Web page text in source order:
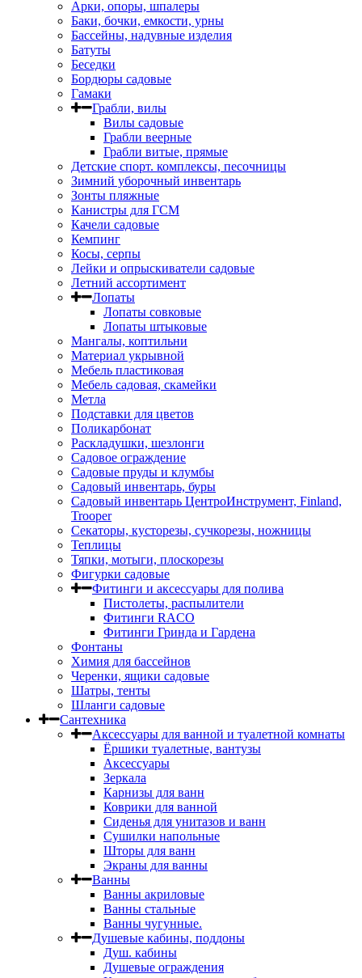
Арки, опоры, шпалеры
Баки, бочки, емкости, урны
Бассейны, надувные изделия
Батуты
Беседки
Бордюры садовые
Гамаки
Грабли, вилы
Вилы садовые
Грабли веерные
Грабли витые, прямые
Детские спорт. комплексы, песочницы
Зимний уборочный инвентарь
Зонты пляжные
Канистры для ГСМ
Качели садовые
Кемпинг
Косы, серпы
Лейки и опрыскиватели садовые
Летний ассортимент
Лопаты
Лопаты совковые
Лопаты штыковые
Мангалы, коптильни
Материал укрывной
Мебель пластиковая
Мебель садовая, скамейки
Метла
Подставки для цветов
Поликарбонат
Раскладушки, шезлонги
Садовое ограждение
Садовые пруды и клумбы
Садовый инвентарь, буры
Садовый инвентарь ЦентроИнструмент, Finland,
Trooper
Секаторы, кусторезы, сучкорезы, ножницы
Теплицы
Тяпки, мотыги, плоскорезы
Фигурки садовые
Фитинги и аксессуары для полива
Пистолеты, распылители
Фитинги RACO
Фитинги Гринда и Гардена
Фонтаны
Химия для бассейнов
Черенки, ящики садовые
Шатры, тенты
Шланги садовые
Сантехника
Аксессуары для ванной и туалетной комнаты
Ёршики туалетные, вантузы
Аксессуары
Зеркала
Карнизы для ванн
Коврики для ванной
Сиденья для унитазов и ванн
Сушилки напольные
Шторы для ванн
Экраны для ванны
Ванны
Ванны акриловые
Ванны стальные
Ванны чугунные.
Душевые кабины, поддоны
Душ. кабины
Душевые ограждения